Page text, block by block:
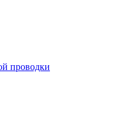
проводки